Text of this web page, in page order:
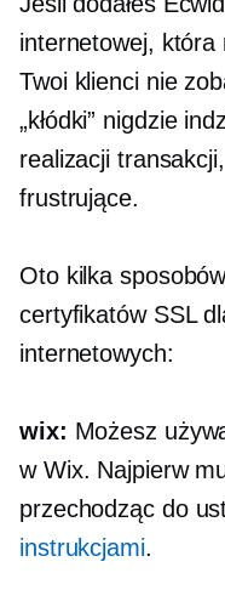
internetowej, która
Twoi klienci nie
„kłódki” nigdzie
realizacji
frustrujące.
Oto kilka
certyfikatów SSL
internetowych:
wix: Możesz
w Wix. Najpierw
przechodząc do
instrukcjami.